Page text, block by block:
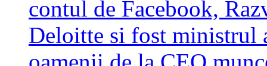
contul de Facebook,
Deloitte si fost ministrul